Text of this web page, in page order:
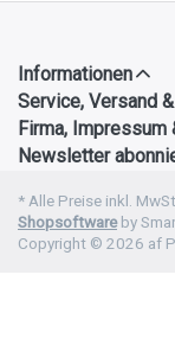
Informationen
Service, Versand
Firma, Impressum
Newsletter
* Alle Preise inkl.
Shopsoftwareby
Copyright © 2026 af